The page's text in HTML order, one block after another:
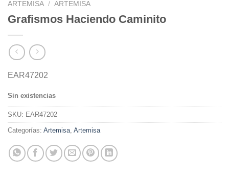
ARTEMISA / ARTEMISA
Grafismos Haciendo Caminito
EAR47202
Sin existencias
SKU: EAR47202
Categorías: Artemisa, Artemisa